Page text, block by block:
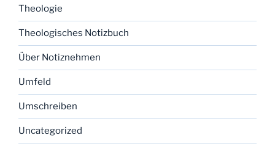
Theologie
Theologisches Notizbuch
Über Notiznehmen
Umfeld
Umschreiben
Uncategorized